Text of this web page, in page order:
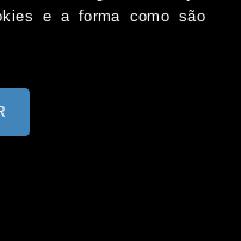
direitos reservados.